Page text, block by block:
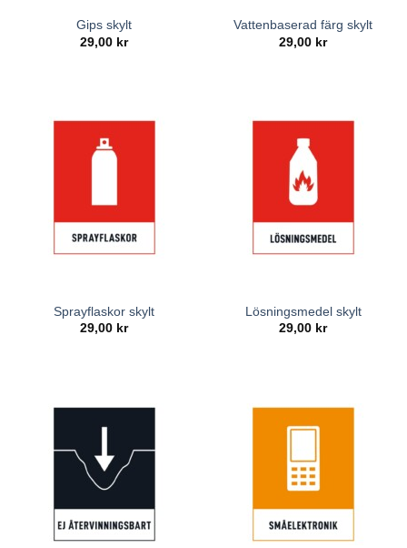
Gips skylt
29,00 kr
Vattenbaserad färg skylt
29,00 kr
Sprayflaskor skylt
29,00 kr
Lösningsmedel skylt
29,00 kr